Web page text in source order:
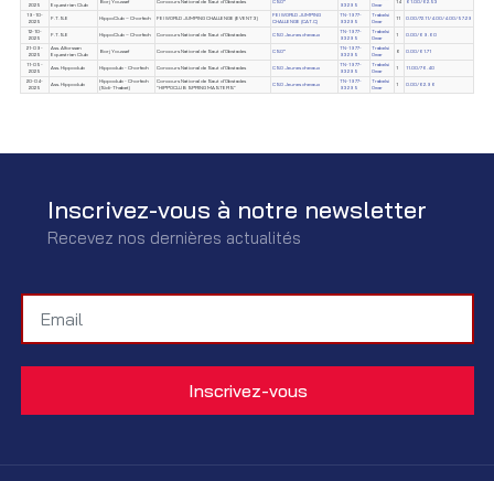
2025
Equestrian Club
Borj Youssef Concours National de Saut d'Obstacles CSO*
93295
Omar
14 61.00/62.53
19-10-
2025
F.T.S.E HippoClub – Chorfech FEI WORLD JUMPING CHALLENGE (EVENT 3)
FEI WORLD JUMPING
CHALLENGE (CAT.C)
TN-1977-
93295
Trabelsi
Omar
11 0.00/72.11/4.00/4.00/57.29
12-10-
2025
F.T.S.E HippoClub – Chorfech Concours National de Saut d'Obstacles CSO Jeunes chevaux
TN-1977-
93295
Trabelsi
Omar
1 0.00/69.60
21-09-
2025
Ass. Alforssan
Equestrian Club
Borj Youssef Concours National de Saut d'Obstacles CSO*
TN-1977-
93295
Trabelsi
Omar
6 0.00/61.71
11-05-
2025
Ass. Hippoclub Hippoclub - Chorfech Concours National de Saut d'Obstacles CSO Jeunes chevaux
TN-1977-
93295
Trabelsi
Omar
1 11.00/76.40
20-04-
2025
Ass. Hippoclub
Hippoclub - Chorfech
(Sidi-Thabet)
Concours National de Saut d'Obstacles
"HIPPOCLUB SPRING MASTERS"
CSO Jeunes chevaux
TN-1977-
93295
Trabelsi
Omar
1 0.00/62.96
Inscrivez-vous à notre newsletter
Recevez nos dernières actualités